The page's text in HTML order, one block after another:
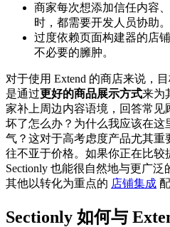
商家每次想添加信任内容
时，都需要开发人员协助。
过度依赖页面构建器的店
不必要的臃肿。
对于使用 Extend 的商店来说，
是通过更好的商品展示方式来为
家补上周边内容语境，回答常
坏了怎么办？为什么我应该在这
气？这对于高考虑度产品尤其
往不亚于价格。如果你正在比较
Sectionly 也能很自然地与更广泛
其他以转化为重点的 店铺集成
Sectionly 如何与